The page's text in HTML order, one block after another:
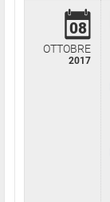
08
OTTOBRE
2017